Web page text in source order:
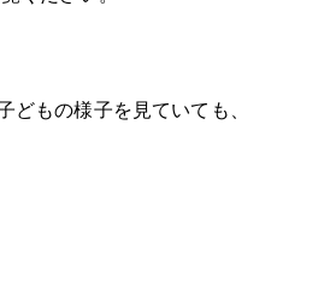
どもの様子を見ていても、